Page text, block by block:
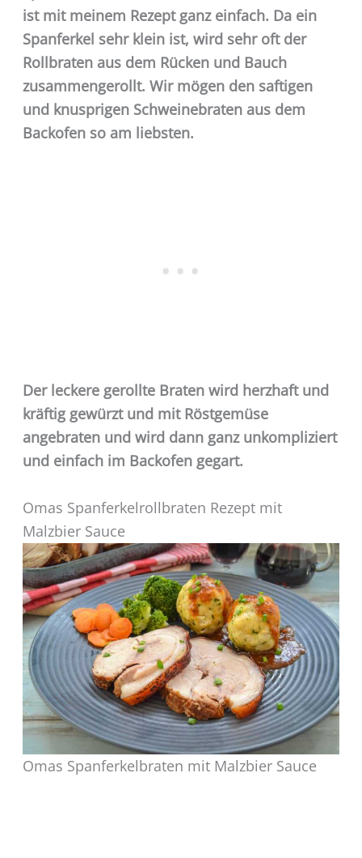
ist mit meinem Rezept ganz einfach. Da ein
Spanferkel sehr klein ist, wird sehr oft der
Rollbraten aus dem Rücken und Bauch
zusammengerollt. Wir mögen den saftigen
und knusprigen Schweinebraten aus dem
Backofen so am liebsten.
Der leckere gerollte Braten wird herzhaft und
kräftig gewürzt und mit Röstgemüse
angebraten und wird dann ganz unkompliziert
und einfach im Backofen gegart.
Omas Spanferkelrollbraten Rezept mit
Malzbier Sauce
Omas Spanferkelbraten mit Malzbier Sauce